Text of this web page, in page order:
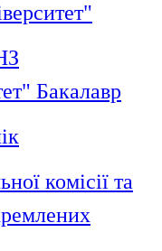
Бакалавр
комісії та